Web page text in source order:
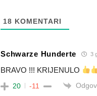
18 KOMENTARI
Schwarze Hunderte 3
BRAVO !!! KRIJENULO
20 -11